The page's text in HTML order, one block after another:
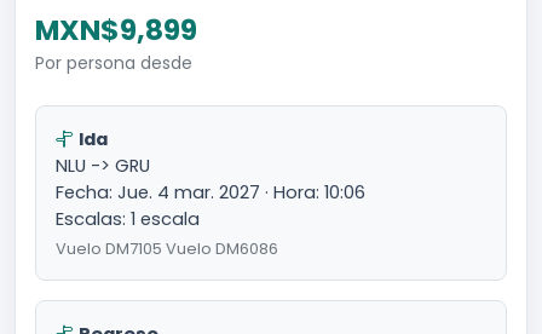
MXN$9,899
Por persona desde
Ida
NLU -> GRU
Fecha: Jue. 4 mar. 2027 · Hora: 10:06
Escalas: 1 escala
Vuelo DM7105 Vuelo DM6086